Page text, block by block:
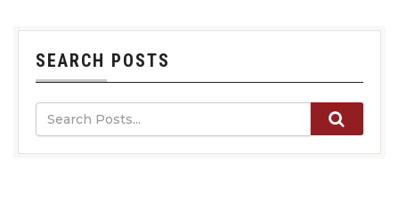
SEARCH POSTS